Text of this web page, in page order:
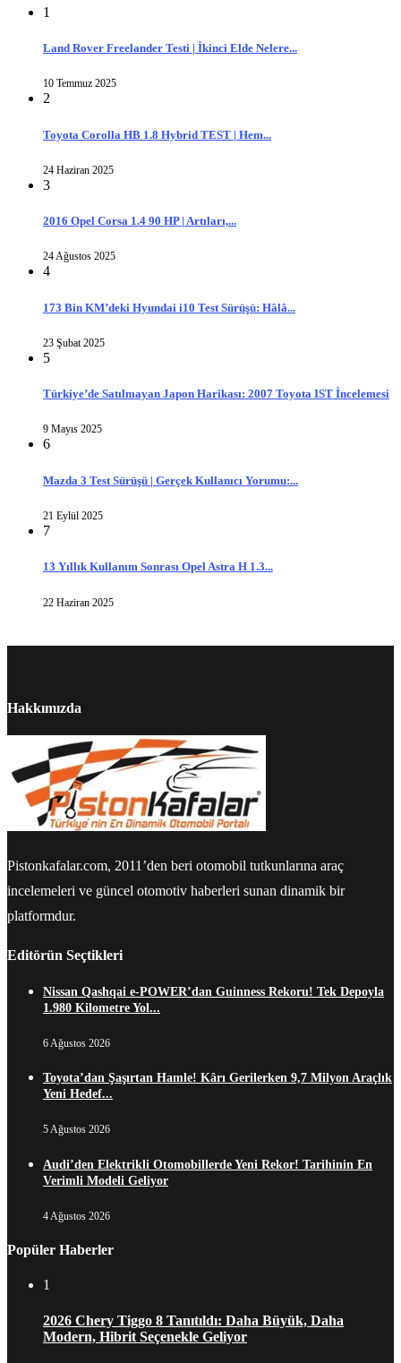
1
Land Rover Freelander Testi | İkinci Elde Nelere...
10 Temmuz 2025
2
Toyota Corolla HB 1.8 Hybrid TEST | Hem...
24 Haziran 2025
3
2016 Opel Corsa 1.4 90 HP | Artıları,...
24 Ağustos 2025
4
173 Bin KM’deki Hyundai i10 Test Sürüşü: Hâlâ...
23 Şubat 2025
5
Türkiye’de Satılmayan Japon Harikası: 2007 Toyota IST İncelemesi
9 Mayıs 2025
6
Mazda 3 Test Sürüşü | Gerçek Kullanıcı Yorumu:...
21 Eylül 2025
7
13 Yıllık Kullanım Sonrası Opel Astra H 1.3...
22 Haziran 2025
Hakkımızda
Pistonkafalar.com, 2011’den beri otomobil tutkunlarına araç
incelemeleri ve güncel otomotiv haberleri sunan dinamik bir
platformdur.
Editörün Seçtikleri
Nissan Qashqai e-POWER’dan Guinness Rekoru! Tek Depoyla
1.980 Kilometre Yol...
6 Ağustos 2026
Toyota’dan Şaşırtan Hamle! Kârı Gerilerken 9,7 Milyon Araçlık
Yeni Hedef...
5 Ağustos 2026
Audi’den Elektrikli Otomobillerde Yeni Rekor! Tarihinin En
Verimli Modeli Geliyor
4 Ağustos 2026
Popüler Haberler
1
2026 Chery Tiggo 8 Tanıtıldı: Daha Büyük, Daha
Modern, Hibrit Seçenekle Geliyor